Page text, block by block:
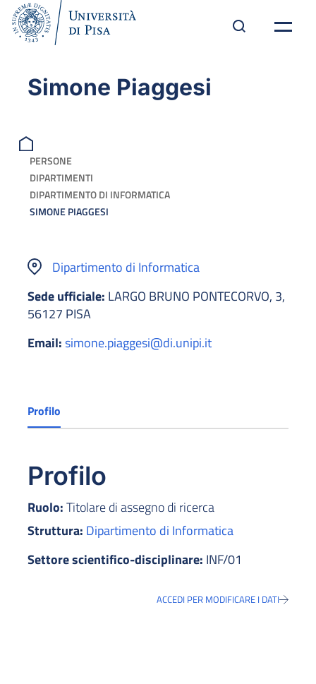
Simone Piaggesi
PERSONE
DIPARTIMENTI
DIPARTIMENTO DI INFORMATICA
SIMONE PIAGGESI
Dipartimento di Informatica
Sede ufficiale: LARGO BRUNO PONTECORVO, 3,
56127 PISA
Email:simone.piaggesi@di.unipi.it
Profilo
Profilo
Ruolo:Titolare di assegno di ricerca
Struttura: Dipartimento di Informatica
Settore scientifico-disciplinare: INF/01
ACCEDI PER MODIFICARE I DATI